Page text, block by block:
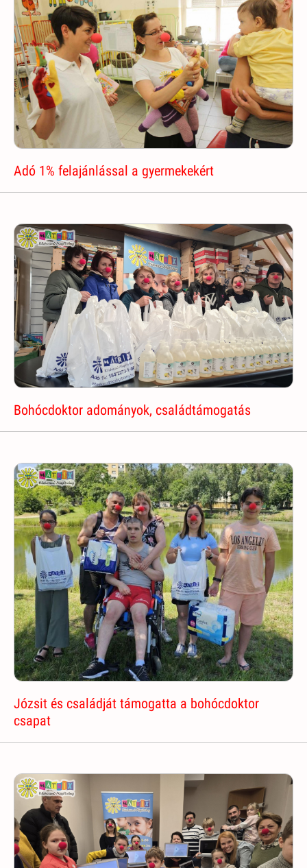
Adó 1% felajánlással a gyermekekért
Bohócdoktor adományok, családtámogatás
Józsit és családját támogatta a bohócdoktor
csapat